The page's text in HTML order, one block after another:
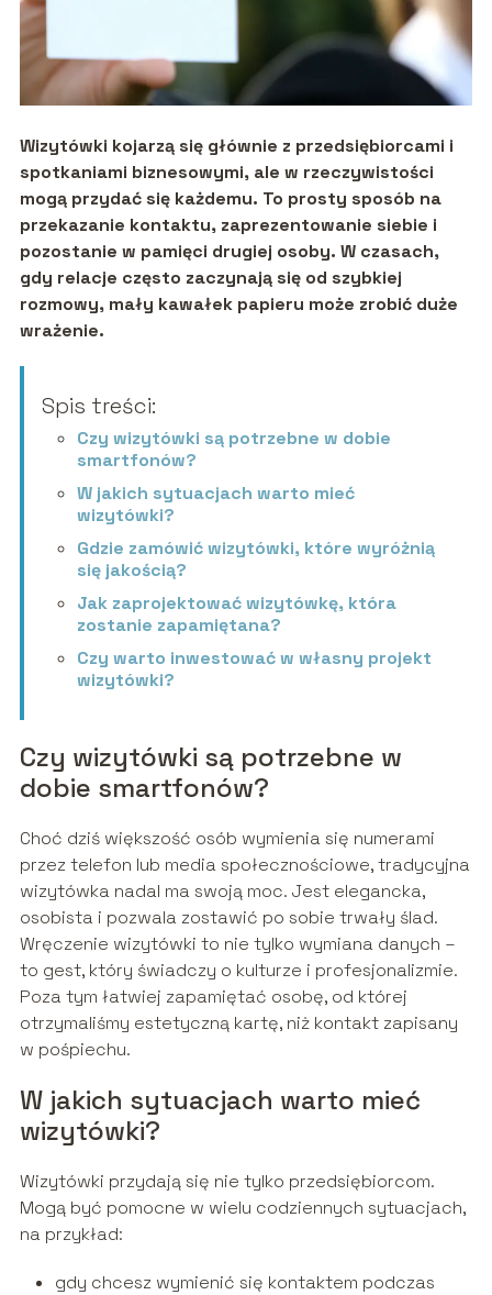
Wizytówki kojarzą się głównie z przedsiębiorcami i
spotkaniami biznesowymi, ale w rzeczywistości
mogą przydać się każdemu. To prosty sposób na
przekazanie kontaktu, zaprezentowanie siebie i
pozostanie w pamięci drugiej osoby. W czasach,
gdy relacje często zaczynają się od szybkiej
rozmowy, mały kawałek papieru może zrobić duże
wrażenie.
Spis treści:
Czy wizytówki są potrzebne w dobie
smartfonów?
W jakich sytuacjach warto mieć
wizytówki?
Gdzie zamówić wizytówki, które wyróżnią
się jakością?
Jak zaprojektować wizytówkę, która
zostanie zapamiętana?
Czy warto inwestować w własny projekt
wizytówki?
Czy wizytówki są potrzebne w
dobie smartfonów?
Choć dziś większość osób wymienia się numerami
przez telefon lub media społecznościowe, tradycyjna
wizytówka nadal ma swoją moc. Jest elegancka,
osobista i pozwala zostawić po sobie trwały ślad.
Wręczenie wizytówki to nie tylko wymiana danych –
to gest, który świadczy o kulturze i profesjonalizmie.
Poza tym łatwiej zapamiętać osobę, od której
otrzymaliśmy estetyczną kartę, niż kontakt zapisany
w pośpiechu.
W jakich sytuacjach warto mieć
wizytówki?
Wizytówki przydają się nie tylko przedsiębiorcom.
Mogą być pomocne w wielu codziennych sytuacjach,
na przykład:
gdy chcesz wymienić się kontaktem podczas